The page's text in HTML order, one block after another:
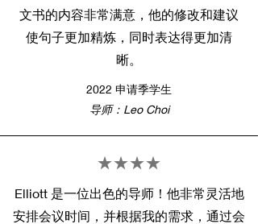
文书的内容非常满意，他的修改和建议
使句子更加精炼，同时表达得更加清
晰。
2022 申请季学生
导师：Leo Choi
★★★★
Elliott 是一位出色的导师！他非常灵活地
安排会议时间，并根据我的需求，通过会